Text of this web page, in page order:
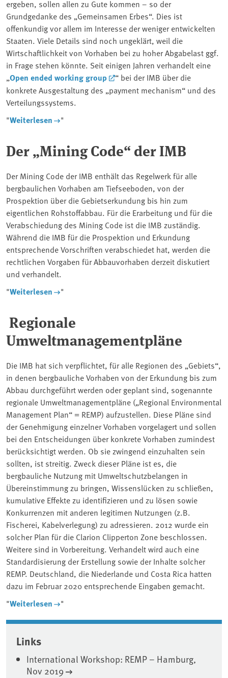
ergeben, sollen allen zu Gute kommen – so der
Grundgedanke des „Gemeinsamen Erbes“. Dies ist
offenkundig vor allem im Interesse der weniger entwickelten
Staaten. Viele Details sind noch ungeklärt, weil die
Wirtschaftlichkeit von Vorhaben bei zu hoher Abgabelast ggf.
in Frage stehen könnte. Seit einigen Jahren verhandelt eine
„Open ended working group
“ bei der IMB über die
konkrete Ausgestaltung des „payment mechanism“ und des
Verteilungssystems.
"Weiterlesen "
Der „Mining Code“ der IMB
Der Mining Code der IMB enthält das Regelwerk für alle
bergbaulichen Vorhaben am Tiefseeboden, von der
Prospektion über die Gebietserkundung bis hin zum
eigentlichen Rohstoffabbau. Für die Erarbeitung und für die
Verabschiedung des Mining Code ist die IMB zuständig.
Während die IMB für die Prospektion und Erkundung
entsprechende Vorschriften verabschiedet hat, werden die
rechtlichen Vorgaben für Abbauvorhaben derzeit diskutiert
und verhandelt.
"Weiterlesen "
Regionale
Umweltmanagementpläne
Die IMB hat sich verpflichtet, für alle Regionen des „Gebiets“,
in denen bergbauliche Vorhaben von der Erkundung bis zum
Abbau durchgeführt werden oder geplant sind, sogenannte
regionale Umweltmanagementpläne („Regional Environmental
Management Plan“ = REMP) aufzustellen. Diese Pläne sind
der Genehmigung einzelner Vorhaben vorgelagert und sollen
bei den Entscheidungen über konkrete Vorhaben zumindest
berücksichtigt werden. Ob sie zwingend einzuhalten sein
sollten, ist streitig. Zweck dieser Pläne ist es, die
bergbauliche Nutzung mit Umweltschutzbelangen in
Übereinstimmung zu bringen, Wissenslücken zu schließen,
kumulative Effekte zu identifizieren und zu lösen sowie
Konkurrenzen mit anderen legitimen Nutzungen (z.B.
Fischerei, Kabelverlegung) zu adressieren. 2012 wurde ein
solcher Plan für die Clarion Clipperton Zone beschlossen.
Weitere sind in Vorbereitung. Verhandelt wird auch eine
Standardisierung der Erstellung sowie der Inhalte solcher
REMP. Deutschland, die Niederlande und Costa Rica hatten
dazu im Februar 2020 entsprechende Eingaben gemacht.
"Weiterlesen "
Associated content
Links
International Workshop: REMP – Hamburg,
Nov 2019